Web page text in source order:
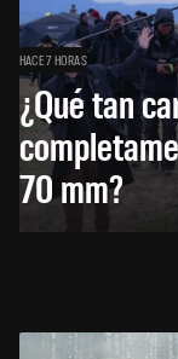
HACE 7 HORAS
¿Qué tan
70 mm?